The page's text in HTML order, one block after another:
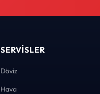
SERVISLER
Döviz
Hava